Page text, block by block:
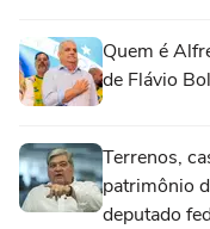
Quem é
de Flávio
Terrenos,
patrimônio
deputado